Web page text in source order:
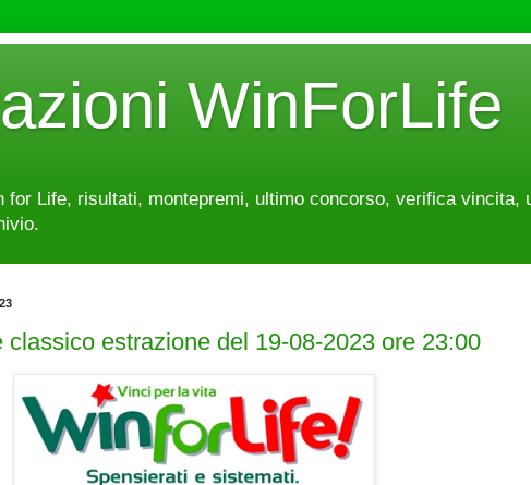
WinForLife
for Life, risultati, montepremi, ultimo concorso, verifica
classico estrazione del 19-08-2023 ore 23:00